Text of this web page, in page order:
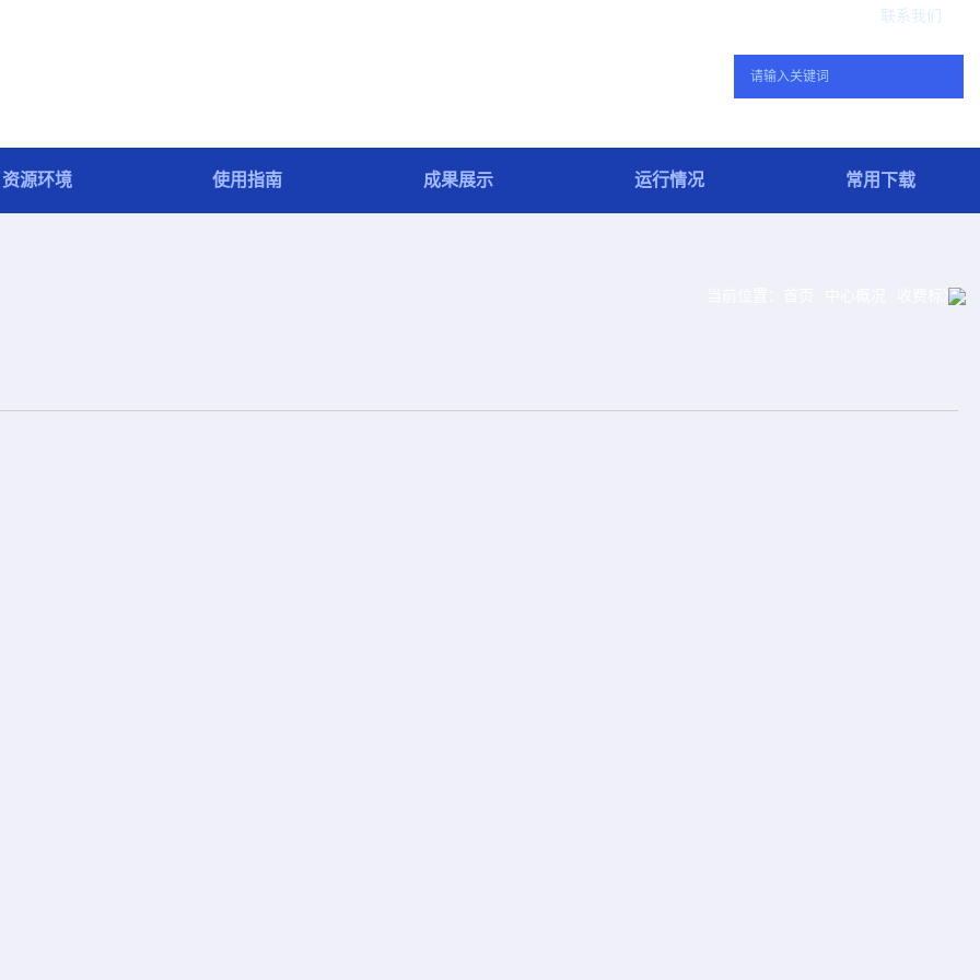
联系我们
资源环境 使用指南 成果展示 运行情况 常用下载
收费标准